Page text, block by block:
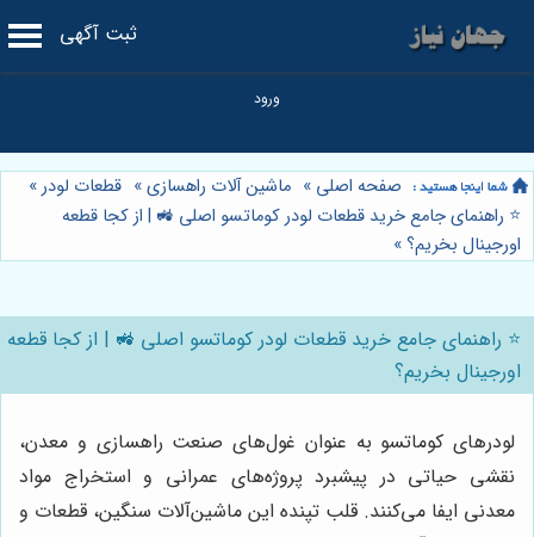
ثبت آگهی
صفحه اصلی » ماشین آلات راهسازی» قطعات لودر»
⭐️ راهنمای جامع خرید قطعات لودر کوماتسو اصلی 🚜 | از کجا قطعه
اورجینال بخریم؟»
⭐️ راهنمای جامع خرید قطعات لودر کوماتسو اصلی 🚜 | از کجا قطعه
اورجینال بخریم؟
لودرهای کوماتسو به عنوان غول‌های صنعت راهسازی و معدن،
نقشی حیاتی در پیشبرد پروژه‌های عمرانی و استخراج مواد
معدنی ایفا می‌کنند. قلب تپنده این ماشین‌آلات سنگین، قطعات و